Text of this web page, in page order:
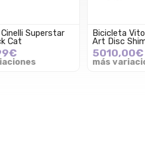
Superstar
Cat
Bicicleta
Art Disc
5010,00€
más